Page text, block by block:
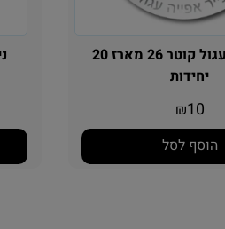
נייר אפיה עגול קוטר 26 מארז 20
יחידות
₪10
הוסף לסל